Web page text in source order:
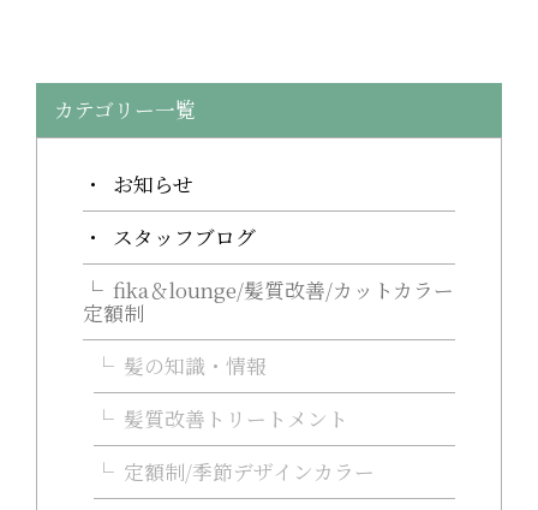
カテゴリー一覧
お知らせ
スタッフブログ
fika＆lounge/髪質改善/カットカラー
定額制
髪の知識・情報
髪質改善トリートメント
定額制/季節デザインカラー